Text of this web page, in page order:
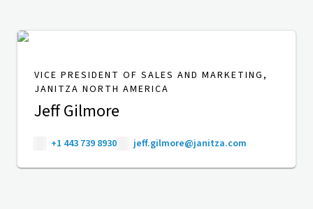
VICE PRESIDENT OF SALES AND MARKETING,
JANITZA NORTH AMERICA
Jeff Gilmore
+1 443 739 8930 jeff.gilmore@janitza.com